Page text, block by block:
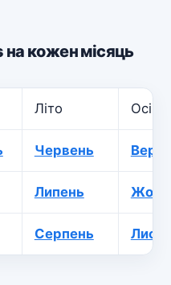
кожен місяць
Літо Осінь
Червень
Липень
Серпень